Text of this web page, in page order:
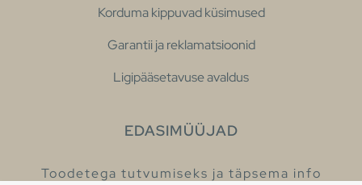
Korduma kippuvad küsimused
Garantii ja reklamatsioonid
Ligipääsetavuse avaldus
EDASIMÜÜJAD
Toodetega tutvumiseks ja täpsema info